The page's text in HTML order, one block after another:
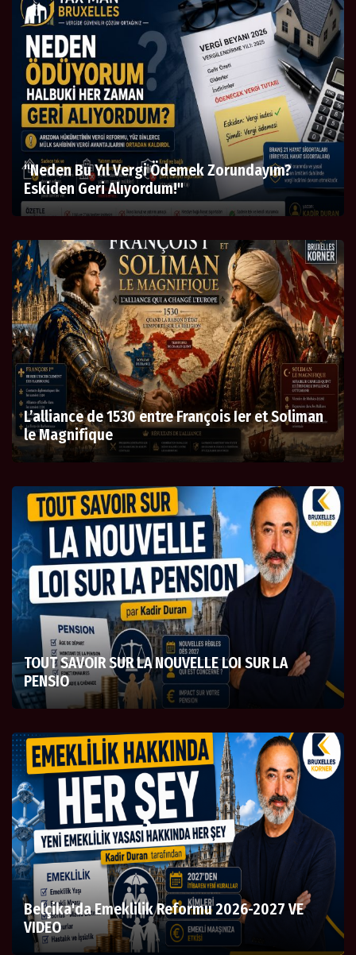
"Neden Bu Yıl Vergi Ödemek Zorundayım?
Eskiden Geri Alıyordum!"
L’alliance de 1530 entre François Ier et Soliman
le Magnifique
TOUT SAVOIR SUR LA NOUVELLE LOI SUR LA
PENSIO
Belçika'da Emeklilik Reformu 2026-2027 VE
VIDEO